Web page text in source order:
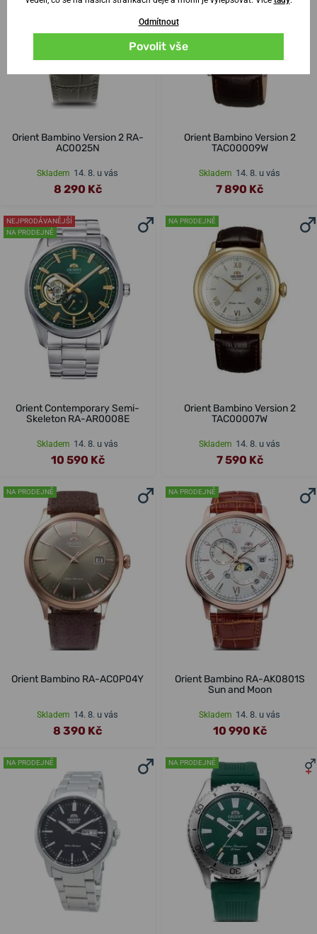
Orient Bambino Version 2 RA-
AC0025N
Skladem 14. 8. u vás
8 290 Kč
Orient Bambino Version 2
TAC00009W
Skladem 14. 8. u vás
7 890 Kč
NEJPRODÁVANĚJŠÍ
NA PRODEJNĚ
Orient Contemporary Semi-
Skeleton RA-AR0008E
Skladem 14. 8. u vás
10 590 Kč
NA PRODEJNĚ
Orient Bambino Version 2
TAC00007W
Skladem 14. 8. u vás
7 590 Kč
NA PRODEJNĚ
Orient Bambino RA-AC0P04Y
Skladem 14. 8. u vás
8 390 Kč
NA PRODEJNĚ
Orient Bambino RA-AK0801S
Sun and Moon
Skladem 14. 8. u vás
10 990 Kč
NA PRODEJNĚ NA PRODEJNĚ
Odmítnout
Povolit vše